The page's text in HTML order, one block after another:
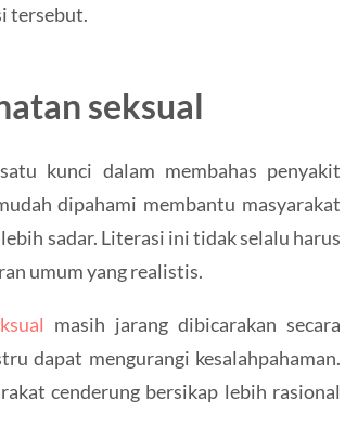
tersebut.
seksual
kunci dalam membahas penyakit
dipahami membantu masyarakat
sadar. Literasi ini tidak selalu harus
umum yang realistis.
masih jarang dibicarakan secara
dapat mengurangi kesalahpahaman.
cenderung bersikap lebih rasional